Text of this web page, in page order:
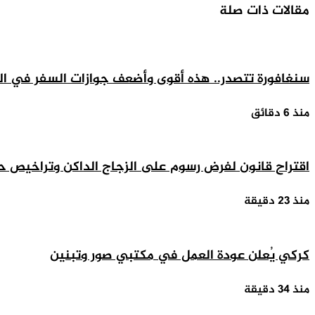
البريد
مقالات ذات صلة
سنغافورة تتصدر.. هذه أقوى وأضعف جوازات السفر في
منذ 6 دقائق
اقتراح قانون لفرض رسوم على الزجاج الداكن وتراخيص
منذ 23 دقيقة
كركي يُعلن عودة العمل في مكتبي صور وتبنين
منذ 34 دقيقة